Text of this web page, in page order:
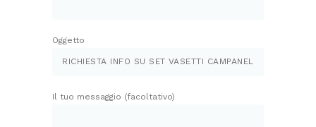
Oggetto
Il tuo messaggio (facoltativo)